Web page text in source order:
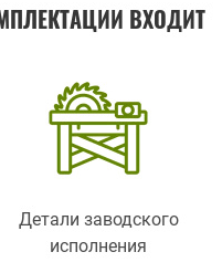
ВХОДИТ
Детали заводского
исполнения